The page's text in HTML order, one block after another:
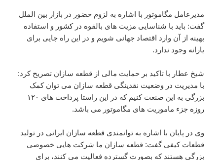
مدیرعامل مگاموتور با اشاره به لزوم حضور در بازار بین الملل
گفت: باید با شناسایی مزیت های بالقوه در کشور و استفاده
بهینه از آن وارد اقتصاد جهانی شویم و در این راه جایی برای
یارانه وجود ندارد.
شیخ عطار با تاکید بر حمایت مالی از قطعه سازان تصریح کرد:
با مدیریت در وضعیت نقدینگی قطعه سازان می توان کمک
بزرگی به این صنعت کنیم که در این راستا پرداخت های ۱۲۰
روزه جزء ماموریت های مگاموتور می باشد.
وی در پایان با اشاره به توانمندی قطعه سازان ایرانی در تولید
قطعات کیفی گفت: قطعه سازان ما شرکت هایی خصوصی
بزرگی هستند که بصورت گسترده فعالیت می کنند، برای